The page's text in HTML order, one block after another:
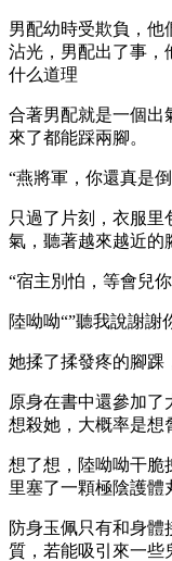
男配幼時受欺負，他
沾光，男配出了事，
什么道理
合著男配就是一個出
來了都能踩兩腳。
“燕將軍，你還真是
只過了片刻，衣服里
氣，聽著越來越近的
“宿主別怕，等會兒
陸呦呦“”聽我說謝謝
她揉了揉發疼的腳踝
原身在書中還參加
想殺她，大概率是想
想了想，陸呦呦干脆
里塞了一顆極陰護體
防身玉佩只有和身體
質，若能吸引來一些